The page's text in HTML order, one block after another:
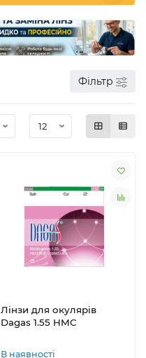
Фільтр
Лінзи для окулярів
Dagas 1.55 HMC
В наявності